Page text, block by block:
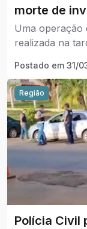
morte de
drogas em
Uma operação
realizada na
Bairro
Postado em 31/
Região
Polícia Civil